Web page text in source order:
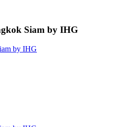
Siam by IHG
by IHG